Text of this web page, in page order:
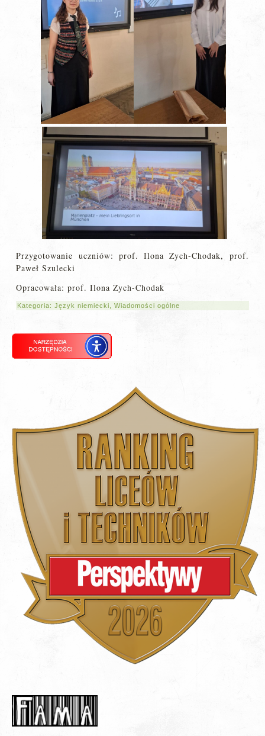
Przygotowanie uczniów: prof. Ilona Zych-Chodak, prof.
Paweł Szulecki
Opracowała: prof. Ilona Zych-Chodak
Kategoria:Język niemiecki ,Wiadomości ogólne